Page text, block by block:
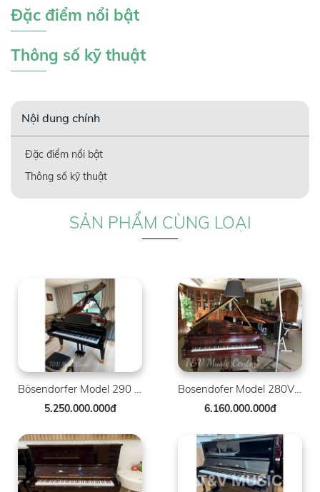
Đặc điểm nổi bật
Thông số kỹ thuật
Nội dung chính
Đặc điểm nổi bật
Thông số kỹ thuật
SẢN PHẨM CÙNG LOẠI
5.250.000.000đ 6.160.000.000đ